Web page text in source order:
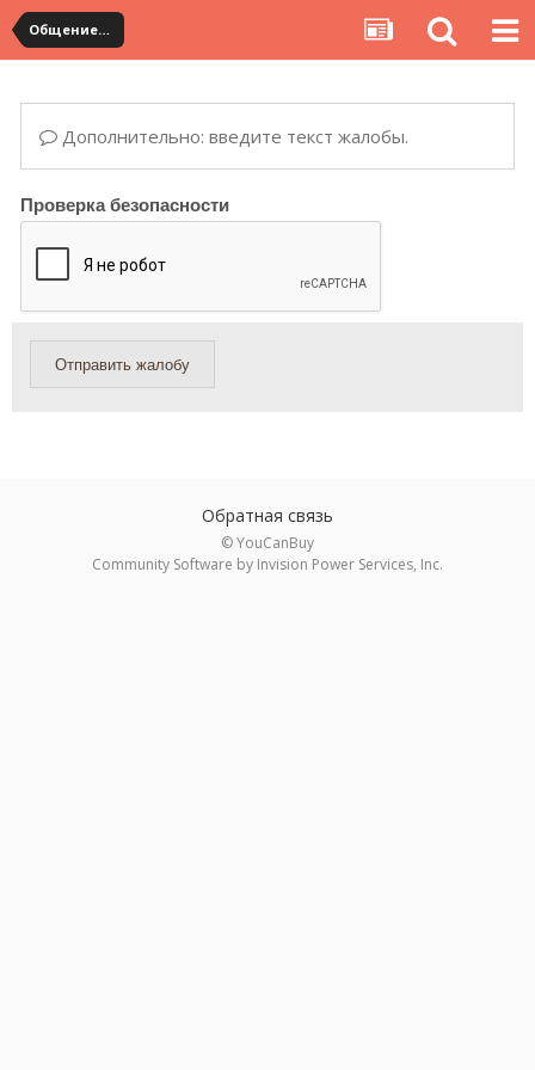
Общение с продавцами. Использование WangWang и TradeManager
Дополнительно: введите текст жалобы.
Проверка безопасности
Отправить жалобу
Обратная связь
© YouCanBuy
Community Software by Invision Power Services, Inc.